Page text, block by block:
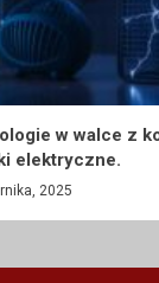
w walce z
elektryczne.
2025